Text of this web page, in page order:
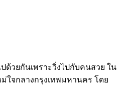
ด้วยกันเพราะวิ่งไปกับคนสวย ใน
ใจกลางกรุงเทพมหานคร โดย